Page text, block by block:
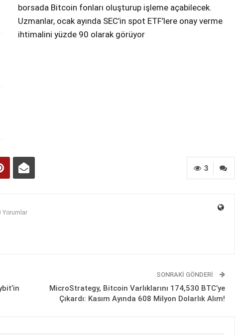
borsada Bitcoin fonları oluşturup işleme açabilecek.
Uzmanlar, ocak ayında SEC’in spot ETF’lere onay verme
ihtimalini yüzde 90 olarak görüyor
3
Yorumlar
SONRAKI GÖNDERI
MicroStrategy, Bitcoin Varlıklarını 174,530 BTC’ye
Çıkardı: Kasım Ayında 608 Milyon Dolarlık Alım!